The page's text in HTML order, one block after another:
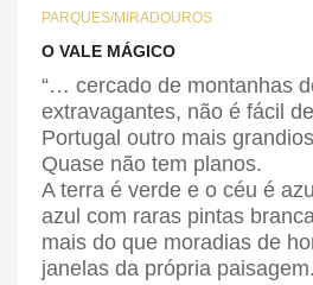
PARQUES/MIRADOUROS
O VALE MÁGICO
“… cercado de montanhas
extravagantes, não é fácil
Portugal outro mais
Quase não tem planos.
A terra é verde e o céu é
azul com raras pintas
mais do que moradias de
janelas da própria paisagem.